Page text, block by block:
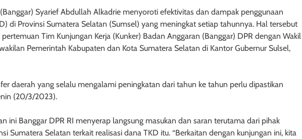
Syarief Abdullah Alkadrie menyoroti efektivitas dan dampak penggunaan
di Provinsi Sumatera Selatan (Sumsel) yang meningkat setiap tahunnya. Hal tersebut
Tim Kunjungan Kerja (Kunker) Badan Anggaran (Banggar) DPR dengan Wakil
Pemerintah Kabupaten dan Kota Sumatera Selatan di Kantor Gubernur Sulsel,
daerah yang selalu mengalami peningkatan dari tahun ke tahun perlu dipastikan
(20/3/2023).
ini Banggar DPR RI menyerap langsung masukan dan saran terutama dari pihak
Sumatera Selatan terkait realisasi dana TKD itu. “Berkaitan dengan kunjungan ini, kita